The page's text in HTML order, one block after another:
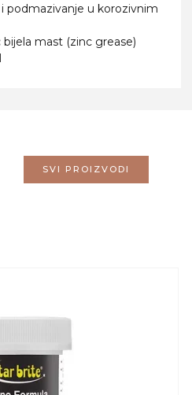
podmazivanje u korozivnim
bijela mast (zinc grease)
SVI PROIZVODI